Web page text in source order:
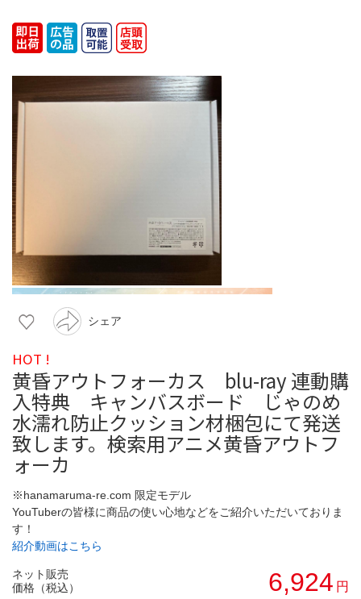
シェア
HOT !
黄昏アウトフォーカス blu-ray 連動購
入特典 キャンバスボード じゃのめ
水濡れ防止クッション材梱包にて発送
致します。検索用アニメ黄昏アウトフ
ォーカ
※hanamaruma-re.com 限定モデル
YouTuberの皆様に商品の使い心地などをご紹介いただいておりま
す！
紹介動画はこちら
ネット販売
価格（税込）
6,924 円